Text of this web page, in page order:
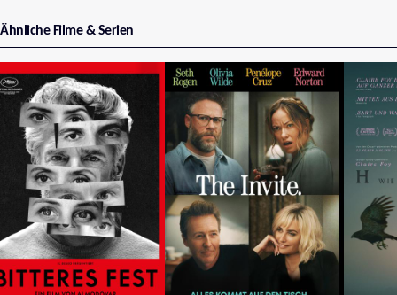
Ähnliche Filme & Serien